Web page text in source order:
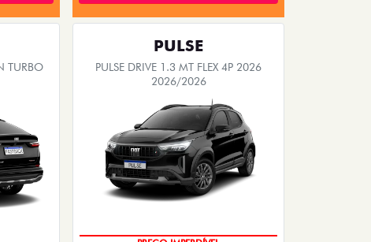
TURBO
PULSE
PULSE DRIVE 1.3 MT FLEX 4P 2026
2026/2026